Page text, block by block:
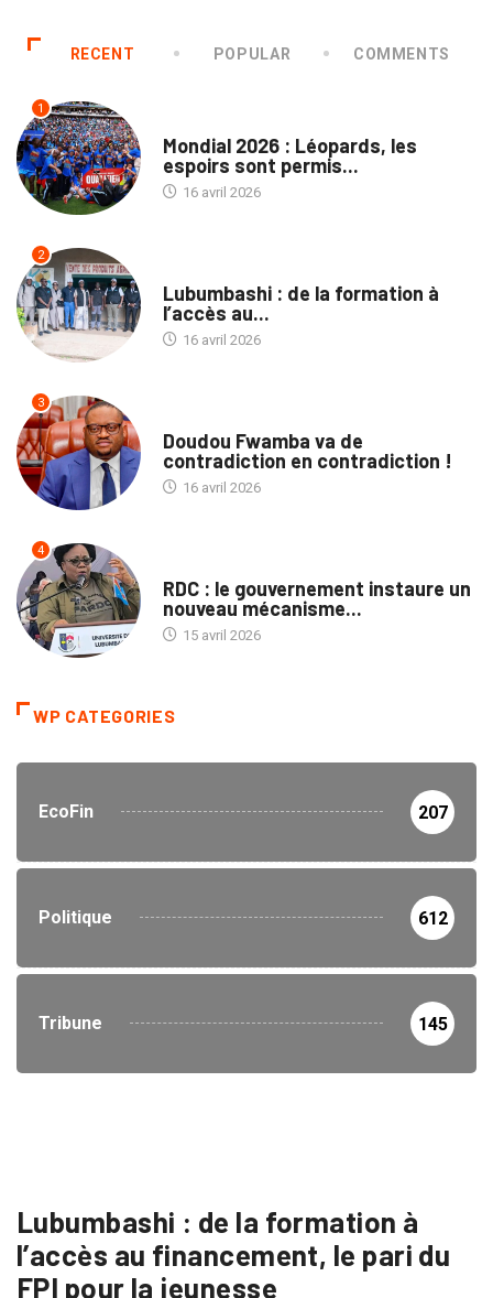
RECENT POPULAR COMMENTS
1
Mondial 2026 : Léopards, les
espoirs sont permis...
16 avril 2026
2
Lubumbashi : de la formation à
l’accès au...
16 avril 2026
3
Doudou Fwamba va de
contradiction en contradiction !
16 avril 2026
4
RDC : le gouvernement instaure un
nouveau mécanisme...
15 avril 2026
WP CATEGORIES
EcoFin 207
Politique 612
Tribune 145
Lubumbashi : de la formation à
l’accès au financement, le pari du
FPI pour la jeunesse